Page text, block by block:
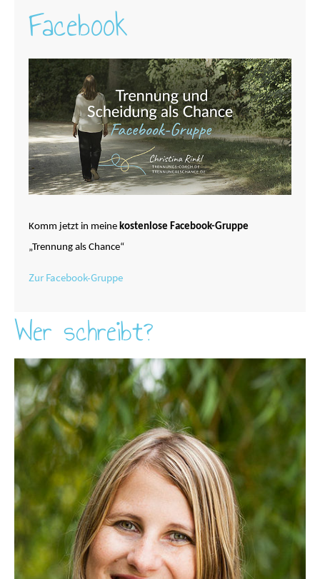
Facebook
Komm jetzt in meine kostenlose Facebook-Gruppe
„Trennung als Chance“
Zur Facebook-Gruppe
Wer schreibt?